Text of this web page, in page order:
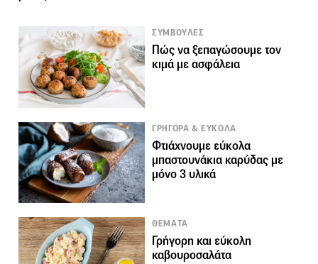
ΣΥΜΒΟΥΛΕΣ
Πώς να ξεπαγώσουμε τον
κιμά με ασφάλεια
ΓΡΗΓΟΡΑ & ΕΥΚΟΛΑ
Φτιάχνουμε εύκολα
μπαστουνάκια καρύδας με
μόνο 3 υλικά
ΘΕΜΑΤΑ
Γρήγορη και εύκολη
καβουροσαλάτα